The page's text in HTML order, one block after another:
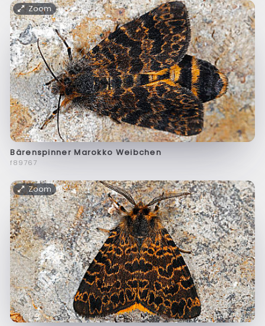
Zoom
Bärenspinner Marokko Weibchen
f89767
Zoom